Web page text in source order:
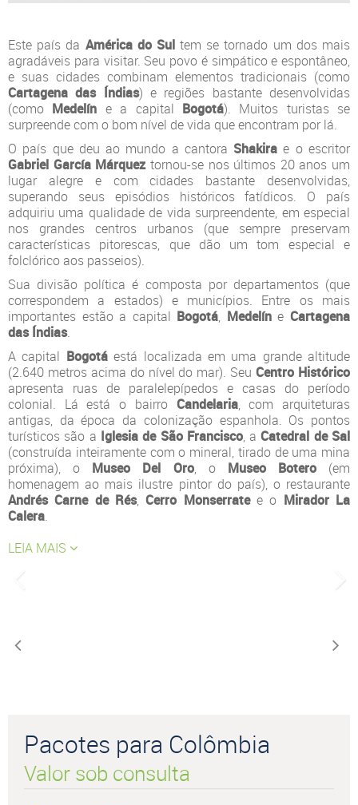
Este país da América do Sultem se tornado um dos mais
agradáveis para visitar. Seu povo é simpático e espontâneo,
e suas cidades combinam elementos tradicionais (como
Cartagena das Índias) e regiões bastante desenvolvidas
(como Medelín e a capital Bogotá). Muitos turistas se
surpreende com o bom nível de vida que encontram por lá.
O país que deu ao mundo a cantora Shakira e o escritor
Gabriel García Márqueztornou-se nos últimos 20 anos um
lugar alegre e com cidades bastante desenvolvidas,
superando seus episódios históricos fatídicos. O país
adquiriu uma qualidade de vida surpreendente, em especial
nos grandes centros urbanos (que sempre preservam
características pitorescas, que dão um tom especial e
folclórico aos passeios).
Sua divisão política é composta por departamentos (que
correspondem a estados) e municípios. Entre os mais
importantes estão a capital Bogotá, MedelíneCartagena
das Índias.
A capital Bogotáestá localizada em uma grande altitude
(2.640 metros acima do nível do mar). SeuCentro Histórico
apresenta ruas de paralelepípedos e casas do período
colonial. Lá está o bairro Candelaria, com arquiteturas
antigas, da época da colonização espanhola. Os pontos
turísticos são a Iglesia de São Francisco, aCatedral de Sal
(construída inteiramente com o mineral, tirado de uma mina
próxima), o Museo Del Oro, o Museo Botero(em
homenagem ao mais ilustre pintor do país), o restaurante
Andrés Carne de Rés,Cerro Monserratee o Mirador La
Calera.
LEIA MAIS
Pacotes para Colômbia
Valor sob consulta